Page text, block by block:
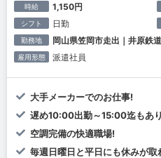
時給 1,150円
シフト 日勤
勤務地 岡山県笠岡市走出｜井原鉄
雇用形態 派遣社員
大手メーカーでのお仕事!
遅め10:00出勤～15:00迄もあ
空調完備の快適職場!
毎週日曜日と平日にも休みが取